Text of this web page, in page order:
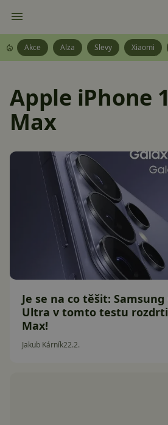
Akce Alza Slevy Xiaomi
Apple iPhone
Max
Je se na co těšit: Samsung
Ultra v tomto testu
Max!
Jakub Kárník22.2.